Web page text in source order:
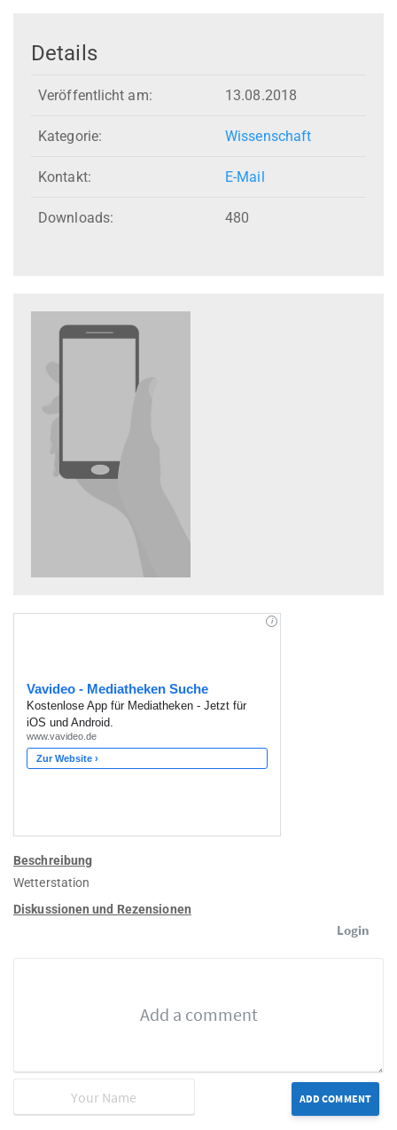
Details
Veröffentlicht am: 13.08.2018
Kategorie: Wissenschaft
Kontakt: E-Mail
Downloads: 480
Beschreibung
Wetterstation
Diskussionen und Rezensionen
Login
ADD COMMENT